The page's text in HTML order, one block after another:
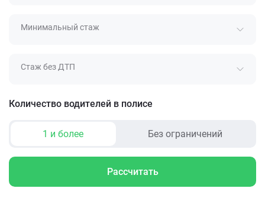
Минимальный стаж
Стаж без ДТП
Количество водителей в полисе
1 и более Без ограничений
Рассчитать